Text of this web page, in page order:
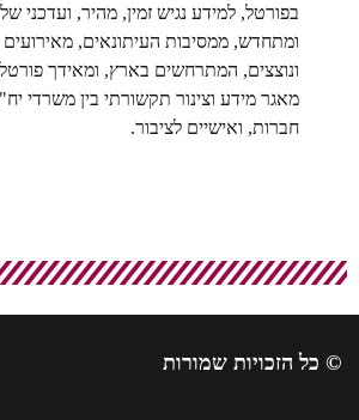
בפורטל, למידע נגיש זמין, מהיר, ועדכני
ומתחדש, ממסיבות העיתונאים, מאירועים
ונוצצים, המתרחשים בארץ, ומאידך פורטל
מאגר מידע וצינור תקשורתי בין משרדי
חברות, ואישיים לציבור.
© כל הזכויות שמורות